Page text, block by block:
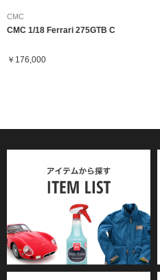
CMC
CMC 1/18 Ferrari 275GTB C
￥176,000